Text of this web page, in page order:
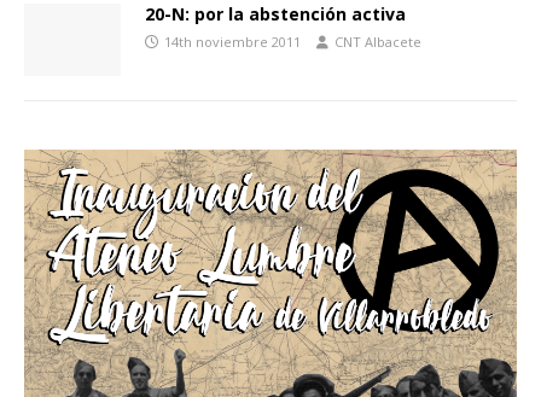
20-N: por la abstención activa
14th noviembre 2011 CNT Albacete